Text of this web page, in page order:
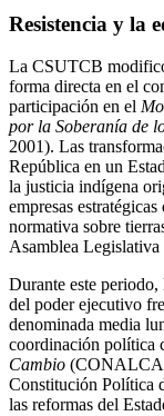
Resistencia y la
La CSUTCB
forma directa en el
participación en el
por la Soberanía de
2001). Las
República en un
la justicia indígena
empresas
normativa sobre
Asamblea
Durante este
del poder ejecutivo
denominada media
coordinación política
Cambio
Constitución Política
las reformas del